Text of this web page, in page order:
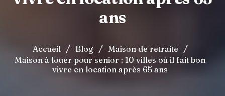
ans
Accueil / Blog / Maison de retraite /
Maison à louer pour senior : 10 villes où il fait bon
vivre en location après 65 ans